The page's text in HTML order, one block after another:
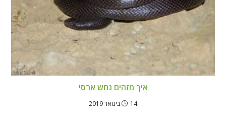
איך מזהים נחש ארסי
14 בינואר 2019